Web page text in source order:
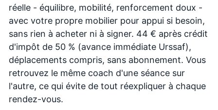
réelle - équilibre, mobilité, renforcement doux -
avec votre propre mobilier pour appui si besoin,
sans rien à acheter ni à signer. 44 € après crédit
d'impôt de 50 % (avance immédiate Urssaf),
déplacements compris, sans abonnement. Vous
retrouvez le même coach d'une séance sur
l'autre, ce qui évite de tout réexpliquer à chaque
rendez-vous.